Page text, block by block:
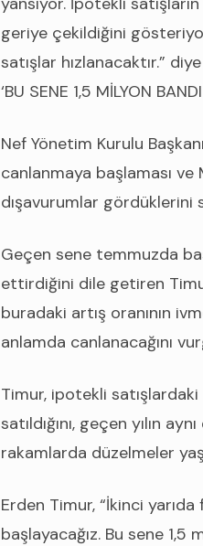
geriye çekildiğini
satışlar hızlanacaktır.”
‘BU SENE 1,5 MİLYON
Nef Yönetim Kurulu
canlanmaya başlaması
dışavurumlar gördüklerini
Geçen sene temmuzda
ettirdiğini dile getiren
buradaki artış oranının
anlamda canlanacağını
Timur, ipotekli
satıldığını, geçen yılın
rakamlarda düzelmeler
Erden Timur, “İkinci
başlayacağız. Bu sene 1,5